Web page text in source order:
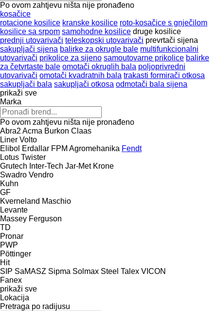
Po ovom zahtjevu ništa nije pronađeno
kosačice
rotacione kosilice kranske kosilice roto-kosačice s gnječilom
kosilice sa srpom samohodne kosilice druge kosilice
prednji utovarivači teleskopski utovarivači prevrtači sijena
sakupljači sijena balirke za okrugle bale multifunkcionalni
utovarivači prikolice za sijeno samoutovarne prikolice balirke
za četvrtaste bale omotači okruglih bala poljoprivredni
utovarivači omotači kvadratnih bala trakasti formirači otkosa
sakupljači bala sakupljači otkosa odmotači bala sijena
prikaži sve
Marka
Po ovom zahtjevu ništa nije pronađeno
Abra2 Acma Burkon Claas
Liner Volto
Elibol Erdallar FPM Agromehanika Fendt
Lotus Twister
Grutech Inter-Tech Jar-Met Krone
Swadro Vendro
Kuhn
GF
Kverneland Maschio
Levante
Massey Ferguson
TD
Pronar
PWP
Pöttinger
Hit
SIP SaMASZ Sipma Solmax Steel Talex VICON
Fanex
prikaži sve
Lokacija
Pretraga po radijusu